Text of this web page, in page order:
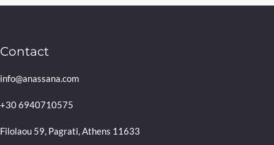
Contact
info@anassana.com
+30 6940710575
Filolaou 59, Pagrati, Athens 11633